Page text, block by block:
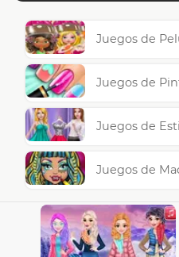
Juegos de
Juegos de
Juegos de
Juegos de